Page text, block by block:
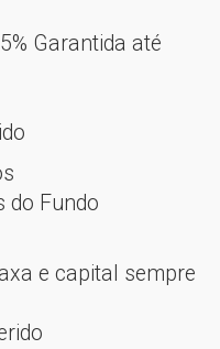
Garantida até
do Fundo
e capital sempre